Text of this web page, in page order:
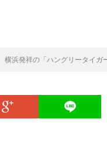
横浜発祥の「ハングリータイガ